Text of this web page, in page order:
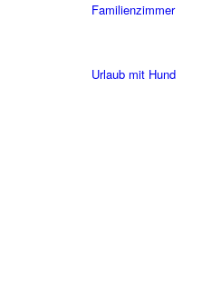
Familienzimmer
Urlaub mit Hund